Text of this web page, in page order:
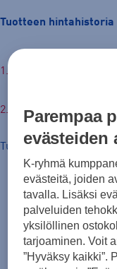
Tuotteen hintahistoria
Tuotteen hinta nyt
Parempaa
evästeiden
K-ryhmä
evästeitä, joiden
tavalla. Lisäksi
palveluiden
yksilöllinen
tarjoaminen. Voit
”Hyväksy kaikki”.